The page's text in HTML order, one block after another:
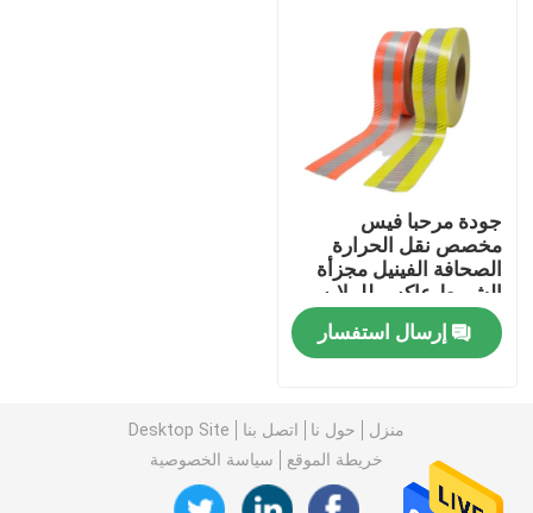
منزل
حول بنا
جودة مرحبا فيس
مخصص نقل الحرارة
الصحافة الفينيل مجزأة
الشريط عاكس للملابس
إرسال استفسار
منزل حول نا اتصل بنا
Desktop Site
خريطة الموقع
سياسة الخصوصية